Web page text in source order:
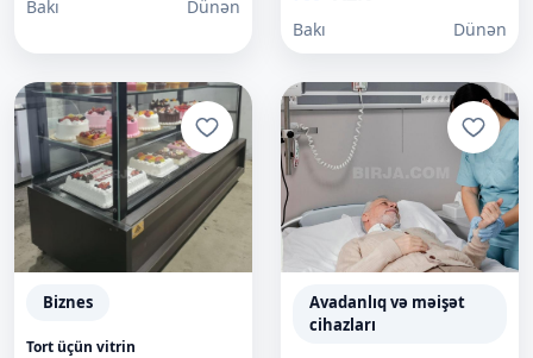
Bakı Dünən
Bakı Dünən
Biznes
Tort üçün vitrin
Avadanlıq və məişət
cihazları